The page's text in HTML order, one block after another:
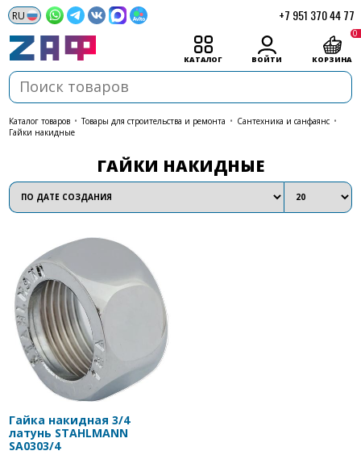
+7 951 370 44 77
КАТАЛОГ ВОЙТИ КОРЗИНА
0
каталог товаров • Товары для строительства и ремонта • Сантехника и санфаянс •
Гайки накидные
ГАЙКИ НАКИДНЫЕ
Гайка накидная 3/4
латунь STAHLMANN
SA0303/4